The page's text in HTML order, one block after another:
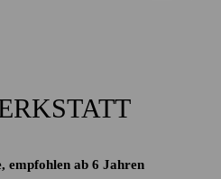
empfohlen ab 6 Jahren